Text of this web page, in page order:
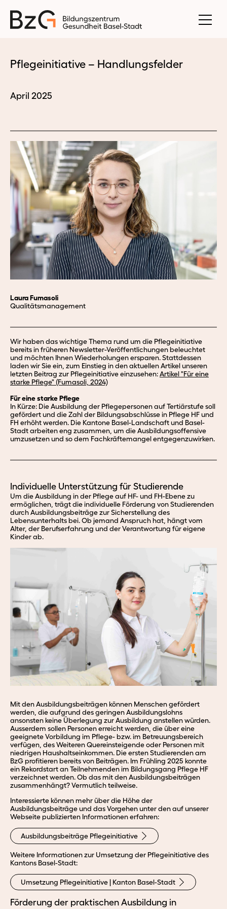
Pflegeinitiative – Handlungsfelder
April 2025
Laura Fumasoli
Qualitätsmanagement
Wir haben das wichtige Thema rund um die Pflegeinitiative
bereits in früheren Newsletter-Veröffentlichungen beleuchtet
und möchten Ihnen Wiederholungen ersparen. Stattdessen
laden wir Sie ein, zum Einstieg in den aktuellen Artikel unseren
letzten Beitrag zur Pflegeinitiative einzusehen:Artikel "Für eine
starke Pflege" (Fumasoli, 2024)
Für eine starke Pflege
In Kürze: Die Ausbildung der Pflegepersonen auf Tertiärstufe soll
gefördert und die Zahl der Bildungsabschlüsse in Pflege HF und
FH erhöht werden. Die Kantone Basel-Landschaft und Basel-
Stadt arbeiten eng zusammen, um die Ausbildungsoffensive
umzusetzen und so dem Fachkräftemangel entgegenzuwirken.
Individuelle Unterstützung für Studierende
Um die Ausbildung in der Pflege auf HF- und FH-Ebene zu
ermöglichen, trägt die individuelle Förderung von Studierenden
durch Ausbildungsbeiträge zur Sicherstellung des
Lebensunterhalts bei. Ob jemand Anspruch hat, hängt vom
Alter, der Berufserfahrung und der Verantwortung für eigene
Kinder ab.
Mit den Ausbildungsbeiträgen können Menschen gefördert
werden, die aufgrund des geringen Ausbildungslohns
ansonsten keine Überlegung zur Ausbildung anstellen würden.
Ausserdem sollen Personen erreicht werden, die über eine
geeignete Vorbildung im Pflege- bzw. im Betreuungsbereich
verfügen, des Weiteren Quereinsteigende oder Personen mit
niedrigen Haushaltseinkommen. Die ersten Studierenden am
BzG profitieren bereits von Beiträgen. Im Frühling 2025 konnte
ein Rekordstart an Teilnehmenden im Bildungsgang Pflege HF
verzeichnet werden. Ob das mit den Ausbildungsbeiträgen
zusammenhängt? Vermutlich teilweise.
Interessierte können mehr über die Höhe der
Ausbildungsbeiträge und das Vorgehen unter den auf unserer
Webseite publizierten Informationen erfahren:
Ausbildungsbeiträge Pflegeinitiative
Weitere Informationen zur Umsetzung der Pflegeinitiative des
Kantons Basel-Stadt:
Umsetzung Pflegeinitiative | Kanton Basel-Stadt
Förderung der praktischen Ausbildung in